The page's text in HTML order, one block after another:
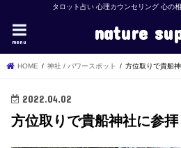
タロット占い 心理カウンセリング 心の
nature
menu
HOME 神社 / パワースポット 方位取りで貴船
2022.04.02
方位取りで貴船神社に参拝